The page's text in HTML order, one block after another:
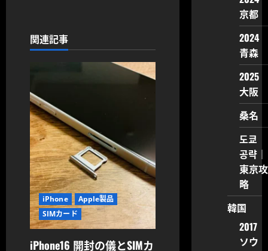
シ
ン
関連記事
iPhone
Apple製品
SIMカード
iPhone16 開封の儀とSIMカ
京都
2024
青森
2025
大阪
桑名
도쿄
공략｜
東京攻
略
韓国
2017
ソウ